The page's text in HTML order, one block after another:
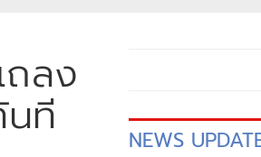
ลง
ที NEWS